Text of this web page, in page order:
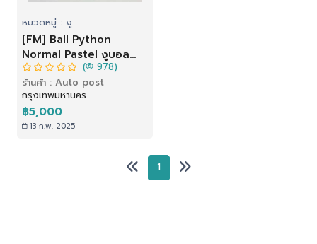
หมวดหมู่ : งู
[FM] Ball Python
Normal Pastel งูบอล
ไพธอน สีนอมอลพาสเทล
( 978)
ร้านค้า : Auto post
กรุงเทพมหานคร
฿5,000
13 ก.พ. 2025
1